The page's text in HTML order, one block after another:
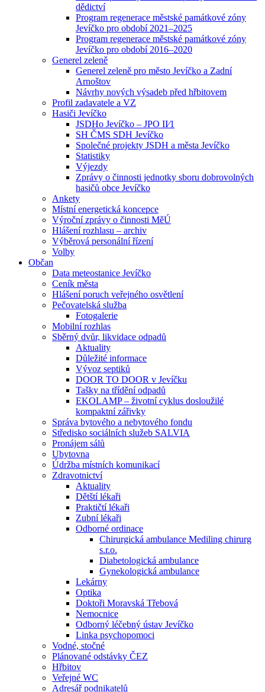
dědictví
Program regenerace městské památkové zóny
Jevíčko pro období 2021–2025
Program regenerace městské památkové zóny
Jevíčko pro období 2016–2020
Generel zeleně
Generel zeleně pro město Jevíčko a Zadní
Arnoštov
Návrhy nových výsadeb před hřbitovem
Profil zadavatele a VZ
Hasiči Jevíčko
JSDHo Jevíčko – JPO II⁄1
SH ČMS SDH Jevíčko
Společné projekty JSDH a města Jevíčko
Statistiky
Výjezdy
Zprávy o činnosti jednotky sboru dobrovolných
hasičů obce Jevíčko
Ankety
Místní energetická koncepce
Výroční zprávy o činnosti MěÚ
Hlášení rozhlasu – archiv
Výběrová personální řízení
Volby
Občan
Data meteostanice Jevíčko
Ceník města
Hlášení poruch veřejného osvětlení
Pečovatelská služba
Fotogalerie
Mobilní rozhlas
Sběrný dvůr, likvidace odpadů
Aktuality
Důležité informace
Vývoz septiků
DOOR TO DOOR v Jevíčku
Tašky na třídění odpadů
EKOLAMP – životní cyklus dosloužilé
kompaktní zářivky
Správa bytového a nebytového fondu
Středisko sociálních služeb SALVIA
Pronájem sálů
Ubytovna
Údržba místních komunikací
Zdravotnictví
Aktuality
Dětští lékaři
Praktičtí lékaři
Zubní lékaři
Odborné ordinace
Chirurgická ambulance Mediling chirurg
s.r.o.
Diabetologická ambulance
Gynekologická ambulance
Lekárny
Optika
Doktoři Moravská Třebová
Nemocnice
Odborný léčebný ústav Jevíčko
Linka psychopomoci
Vodné, stočné
Plánované odstávky ČEZ
Hřbitov
Veřejné WC
Adresář podnikatelů